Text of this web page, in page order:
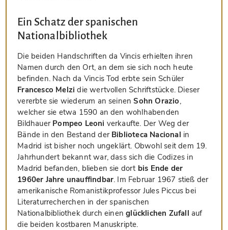
Ein Schatz der spanischen
Nationalbibliothek
Die beiden Handschriften da Vincis erhielten ihren
Namen durch den Ort, an dem sie sich noch heute
befinden. Nach da Vincis Tod erbte sein Schüler
Francesco Melzi die wertvollen Schriftstücke. Dieser
vererbte sie wiederum an seinenSohn Orazio,
welcher sie etwa 1590 an den wohlhabenden
Bildhauer Pompeo Leoni verkaufte. Der Weg der
Bände in den Bestand der Biblioteca Nacional in
Madrid ist bisher noch ungeklärt. Obwohl seit dem 19.
Jahrhundert bekannt war, dass sich die Codizes in
Madrid befanden, blieben sie dort bis Ende der
1960er Jahre unauffindbar. Im Februar 1967 stieß der
amerikanische Romanistikprofessor Jules Piccus bei
Literaturrecherchen in der spanischen
Nationalbibliothek durch einenglücklichen Zufall auf
die beiden kostbaren Manuskripte.